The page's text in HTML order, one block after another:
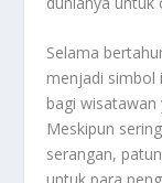
Selama
menjadi simbol
bagi wisatawan
Meskipun
serangan,